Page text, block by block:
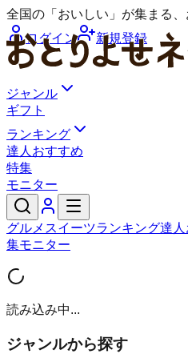
全国の「おいしい」が集まる
ログイン
新規登録
ジャンル
ギフト
ランキング
達人おすすめ
特集
モニター
グルメ スイーツランキング達人
集モニター
読み込み中...
ジャンルから探す